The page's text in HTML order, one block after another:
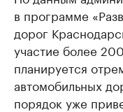
в программе
дорог
участие более
планируется
автомобильных
порядок уже